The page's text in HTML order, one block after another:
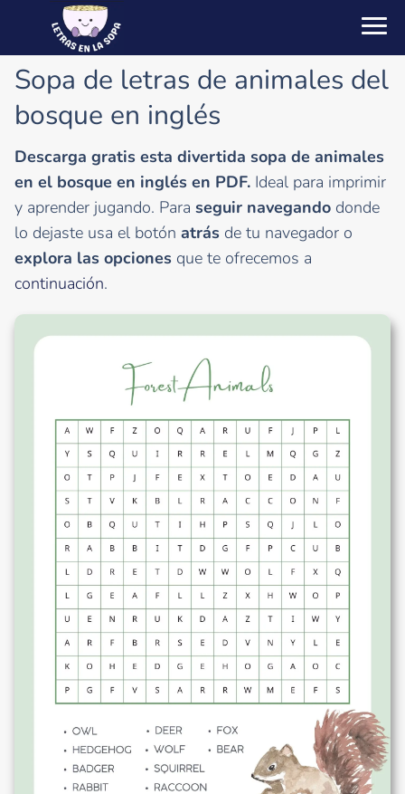
Sopa de letras de animales del
bosque en inglés
Descarga gratis esta divertida sopa de animales
en el bosque en inglés en PDF. Ideal para imprimir
y aprender jugando. Para seguir navegando donde
lo dejaste usa el botón atrás de tu navegador o
explora las opciones que te ofrecemos a
continuación.